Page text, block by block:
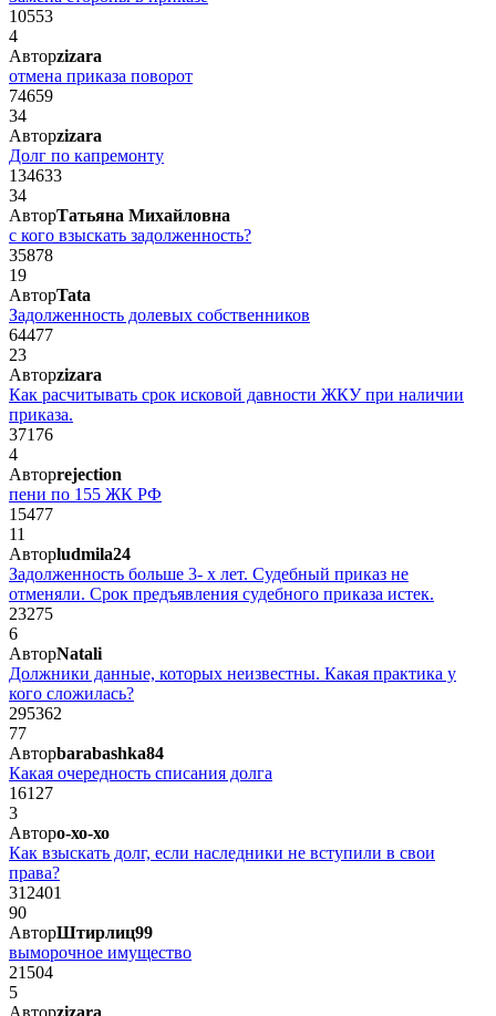
10553
4
Авторzizara
отмена приказа поворот
74659
34
Авторzizara
Долг по капремонту
134633
34
АвторТатьяна Михайловна
с кого взыскать задолженность?
35878
19
АвторTata
Задолженность долевых собственников
64477
23
Авторzizara
Как расчитывать срок исковой давности ЖКУ при наличии
приказа.
37176
4
Авторrejection
пени по 155 ЖК РФ
15477
11
Авторludmila24
Задолженность больше 3- х лет. Судебный приказ не
отменяли. Срок предъявления судебного приказа истек.
23275
6
АвторNatali
Должники данные, которых неизвестны. Какая практика у
кого сложилась?
295362
77
Авторbarabashka84
Какая очередность списания долга
16127
3
Авторо-хо-хо
Как взыскать долг, если наследники не вступили в свои
права?
312401
90
АвторШтирлиц99
выморочное имущество
21504
5
Авторzizara